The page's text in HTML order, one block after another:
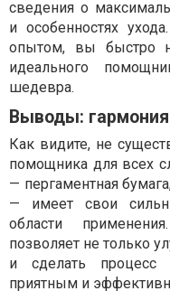
сведения о
и особенностях
опытом, вы быстро
идеального
шедевра.
Выводы:
Как видите, не
помощника для всех
— пергаментная
— имеет свои
области
позволяет не только
и сделать процесс
приятным и